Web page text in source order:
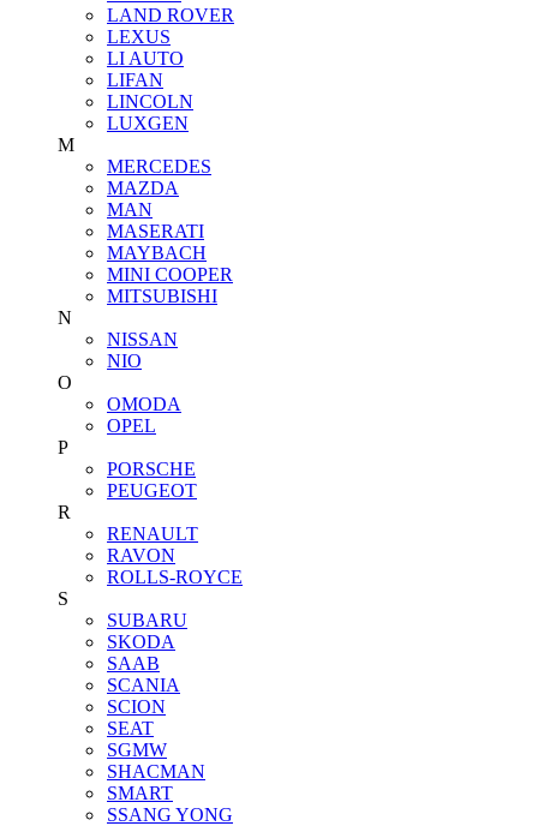
LAND ROVER
LEXUS
LI AUTO
LIFAN
LINCOLN
LUXGEN
M
MERCEDES
MAZDA
MAN
MASERATI
MAYBACH
MINI COOPER
MITSUBISHI
N
NISSAN
NIO
O
OMODA
OPEL
P
PORSCHE
PEUGEOT
R
RENAULT
RAVON
ROLLS-ROYCE
S
SUBARU
SKODA
SAAB
SCANIA
SCION
SEAT
SGMW
SHACMAN
SMART
SSANG YONG